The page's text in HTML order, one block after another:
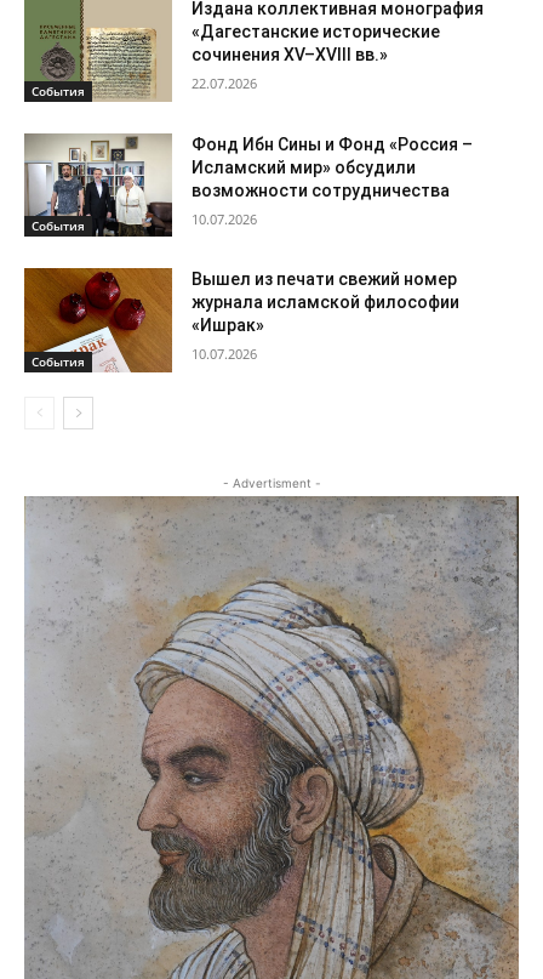
События
Издана коллективная монография
«Дагестанские исторические
сочинения XV–XVIII вв.»
22.07.2026
События
Фонд Ибн Сины и Фонд «Россия –
Исламский мир» обсудили
возможности сотрудничества
10.07.2026
События
Вышел из печати свежий номер
журнала исламской философии
«Ишрак»
10.07.2026
- Advertisment -